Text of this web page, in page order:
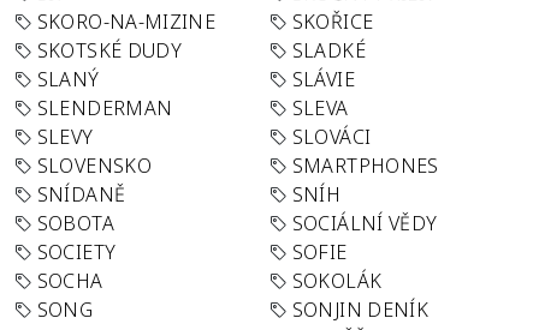
SKORO-NA-MIZINE
SKOŘICE
SKOTSKÉ DUDY
SLADKÉ
SLANÝ
SLÁVIE
SLENDERMAN
SLEVA
SLEVY
SLOVÁCI
SLOVENSKO
SMARTPHONES
SNÍDANĚ
SNÍH
SOBOTA
SOCIÁLNÍ VĚDY
SOCIETY
SOFIE
SOCHA
SOKOLÁK
SONG
SONJIN DENÍK